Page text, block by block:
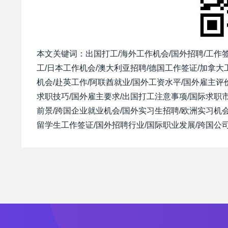
本文关键词：出国打工/海外工作机会/国外招聘/工作
工/日本工作机会/澳大利亚招聘/德国工作签证/加拿
机会/赴英工作/阿联酋就业/国外工资水平/国外雇主
求职技巧/国外雇主要求/出国打工注意事项/国际求职
前景/跨国企业就业机会/国外实习生招聘/欧洲实习机
留学生工作签证/国外招聘行业/国际职业发展/跨国公